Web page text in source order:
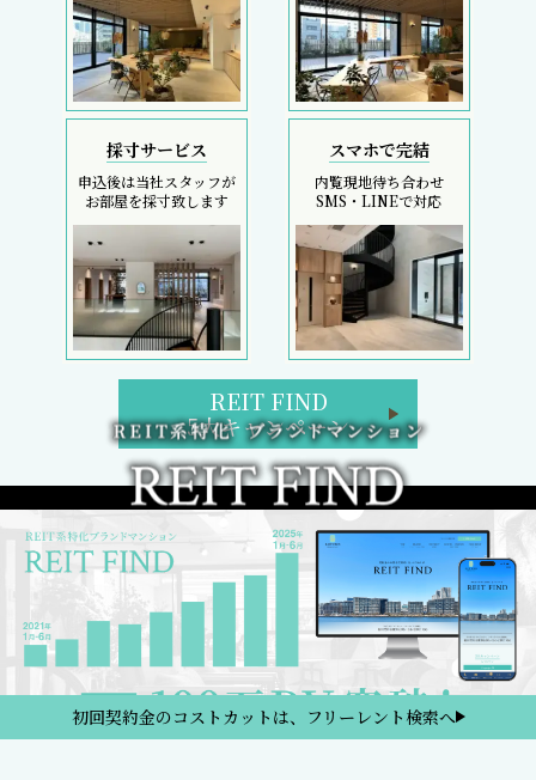
採寸サービス
申込後は当社スタッフが
お部屋を採寸致します
スマホで完結
内覧現地待ち合わせ
SMS・LINEで対応
REIT FIND
5大キャンペーン
初回契約金のコストカットは、フリーレント検索へ